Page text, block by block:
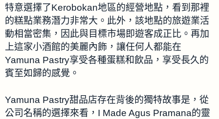
特意選擇了Kerobokan地區的經營地點，看到那裡
的糕點業務潛力非常大。此外，該地點的旅遊業活
動相當密集，因此與目標市場即遊客成正比。再加
上這家小酒館的美麗內飾，讓任何人都能在
Yamuna Pastry享受各種蛋糕和飲品，享受長久的
賓至如歸的感覺。
Yamuna Pastry甜品店存在背後的獨特故事是，從
公司名稱的選擇來看，I Made Agus Pramana的靈